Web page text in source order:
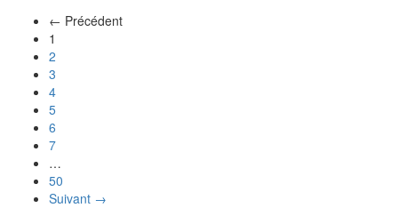
← Précédent
1
2
3
4
5
6
7
…
50
Suivant →